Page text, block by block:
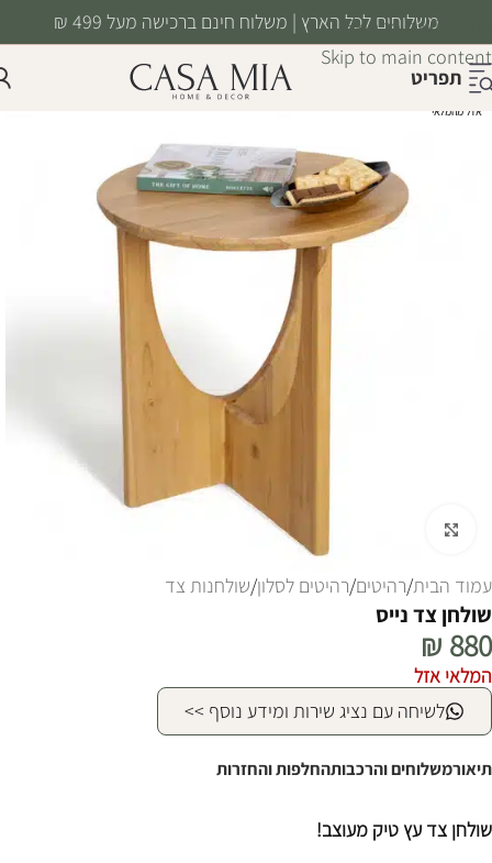
Skip to navigation
Skip to main content
משלוחים לכל הארץ | משלוח חינם ברכישה מעל 499 ₪
תפריט
אזל מהמלאי
עמוד הבית/רהיטים/רהיטים לסלון/שולחנות צד
שולחן צד נייס
₪ 880
המלאי אזל
לשיחה עם נציג שירות ומידע נוסף >>
תיאורמשלוחים והרכבותהחלפות והחזרות
שולחן צד עץ טיק מעוצב!